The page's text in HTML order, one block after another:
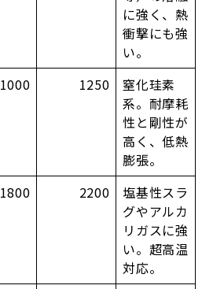
に強く、熱
衝撃にも強
い。
1000 1250
窒化珪素
系。耐摩耗
性と剛性が
高く、低熱
膨張。
1800 2200
塩基性スラ
グやアルカ
リガスに強
い。超高温
対応。